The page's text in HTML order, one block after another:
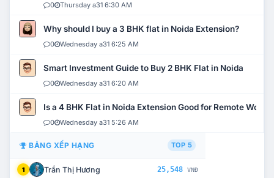
0 Thursday a31 6:30 AM
Why should I buy a 3 BHK flat in Noida Extension?
0 Wednesday a31 6:25 AM
Smart Investment Guide to Buy 2 BHK Flat in Noida
0 Wednesday a31 6:20 AM
Is a 4 BHK Flat in Noida Extension Good for Remote Work?
0 Wednesday a31 5:26 AM
BẢNG XẾP HẠNG TOP 5
1 Trần Thị Hương 25,548 VNĐ